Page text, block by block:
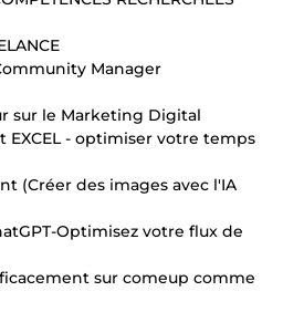
Manager
sur le Marketing Digital
EXCEL - optimiser votre temps
(Créer des images avec l'IA
Optimisez votre flux de
sur comeup comme